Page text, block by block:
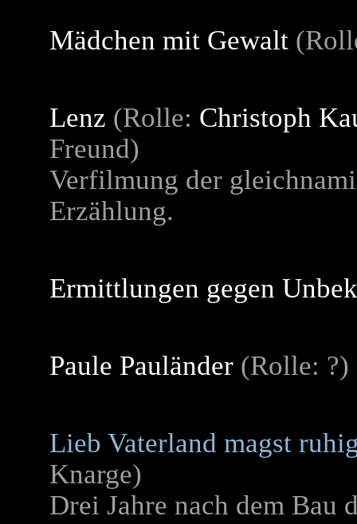
Mädchen mit Gewalt
Lenz (Rolle: Christoph
Freund)
Verfilmung der
Erzählung.
Ermittlungen gegen
Paule Pauländer (Rolle: ?)
Lieb Vaterland magst
Knarge)
Drei Jahre nach dem Bau